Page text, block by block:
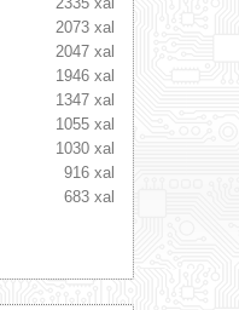
2073 xal
2047 xal
1946 xal
1347 xal
1055 xal
1030 xal
916 xal
683 xal